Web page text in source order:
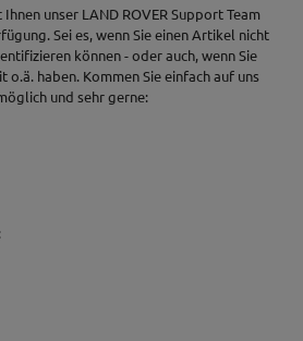
unser LAND ROVER Support Team
Sei es, wenn Sie einen Artikel nicht
können - oder auch, wenn Sie
o.ä. haben. Kommen Sie einfach auf uns
und sehr gerne: